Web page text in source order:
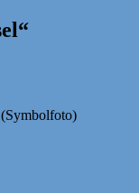
(Symbolfoto)